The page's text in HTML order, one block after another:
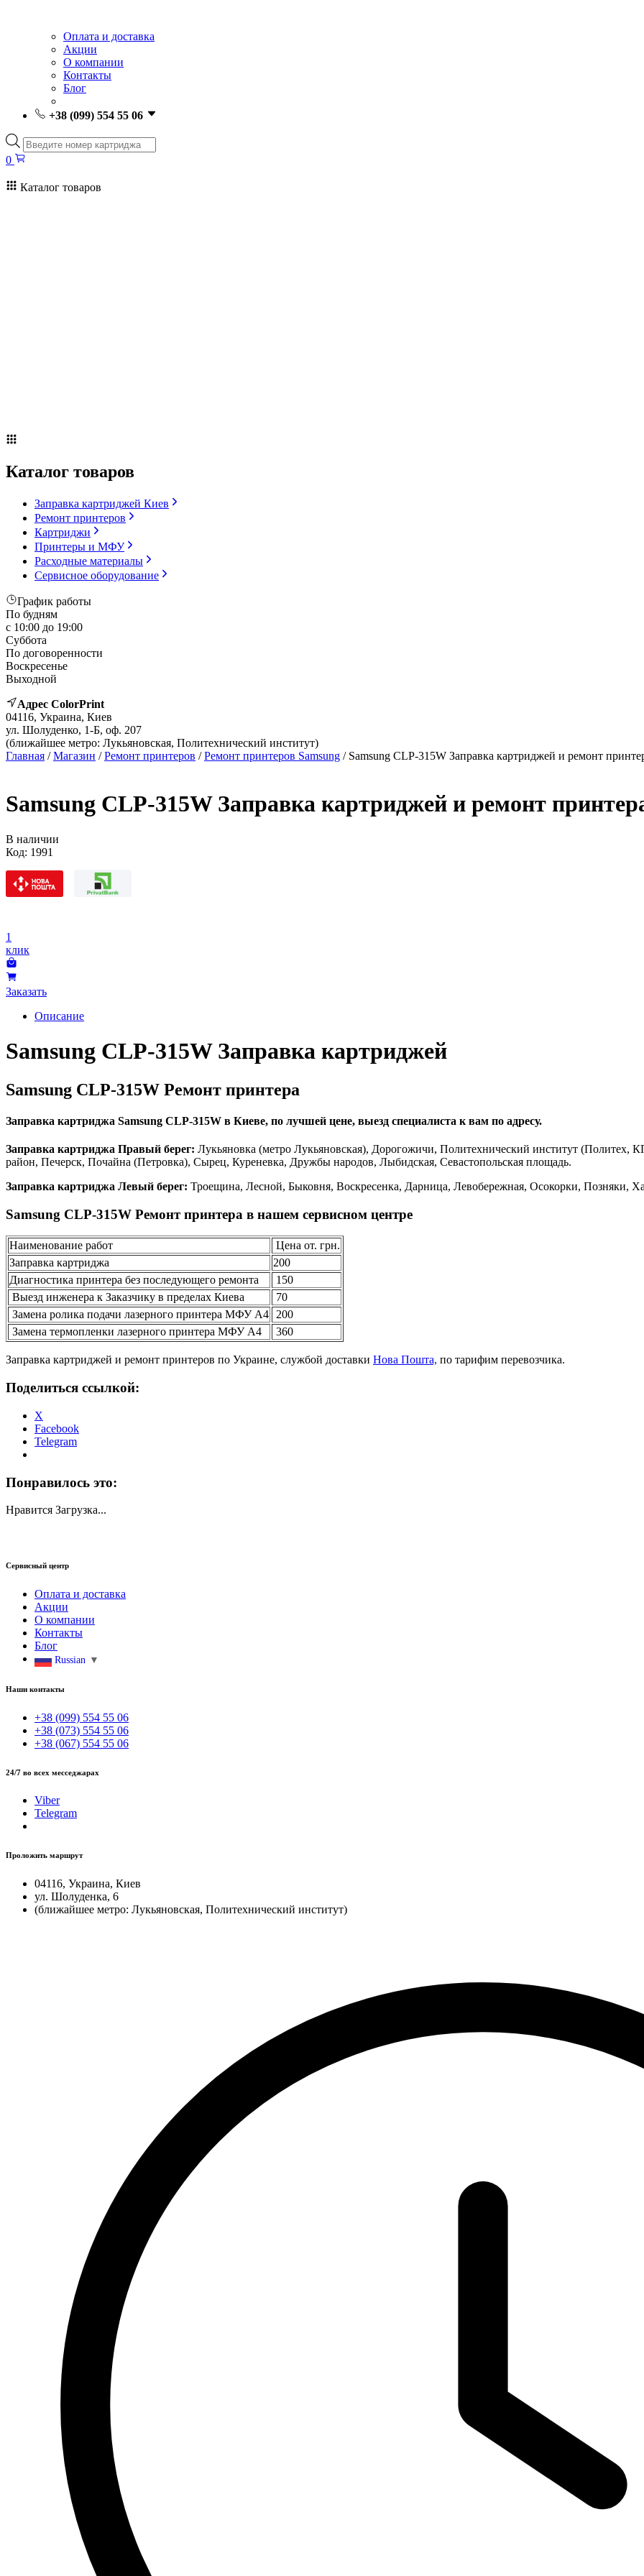
Оплата и доставка
Акции
О компании
Контакты
Блог
+38 (099) 554 55 06
Поиск
товаров
0
Каталог товаров
Каталог товаров
Заправка картриджей Киев
Ремонт принтеров
Картриджи
Принтеры и МФУ
Расходные материалы
Сервисное оборудование
График работы
По будням
с 10:00 до 19:00
Суббота
По договоренности
Воскресенье
Выходной
Адрес ColorPrint
04116, Украина, Киев
ул. Шолуденко, 1-Б, оф. 207
(ближайшее метро: Лукьяновская, Политехнический институт)
Главная /Магазин /Ремонт принтеров /Ремонт принтеров Samsung / Samsung CLP-315W Заправка картриджей и ремонт
Samsung CLP-315W Заправка картриджей и ремонт
В наличии
Код: 1991
1
клик
Заказать
Описание
Samsung CLP-315W Заправка картриджей
Samsung CLP-315W Ремонт принтера
Заправка картриджа Samsung CLP-315W в Киеве, по лучшей цене, выезд специалиста к вам по адресу.
Заправка картриджа Правый берег: Лукьяновка (метро Лукьяновская), Дорогожичи, Политехнический институт
район, Печерск, Почайна (Петровка), Сырец, Куреневка, Дружбы народов, Лыбидская, Севастопольская площадь.
Заправка картриджа Левый берег: Троещина, Лесной, Быковня, Воскресенка, Дарница, Левобережная, Осокорки, Позняки,
Samsung CLP-315W Ремонт принтера в нашем сервисном центре
Наименование работ
Цена от. грн.
Заправка картриджа
200
Диагностика принтера без последующего ремонта
150
Выезд инженера к Заказчику в пределах Киева
70
Замена ролика подачи лазерного принтера МФУ А4 200
Замена термопленки лазерного принтера МФУ А4
360
Заправка картриджей и ремонт принтеров по Украине, службой доставки Нова Пошта, по тарифим перевозчика.
Поделиться ссылкой:
X
Facebook
Telegram
Понравилось это:
Нравится Загрузка...
Сервисный центр
Оплата и доставка
Акции
О компании
Контакты
Блог
Russian ▼
Наши контакты
+38 (099) 554 55 06
+38 (073) 554 55 06
+38 (067) 554 55 06
24/7 во всех месседжарах
Viber
Telegram
Проложить маршрут
04116, Украина, Киев
ул. Шолуденка, 6
(ближайшее метро: Лукьяновская, Политехнический институт)